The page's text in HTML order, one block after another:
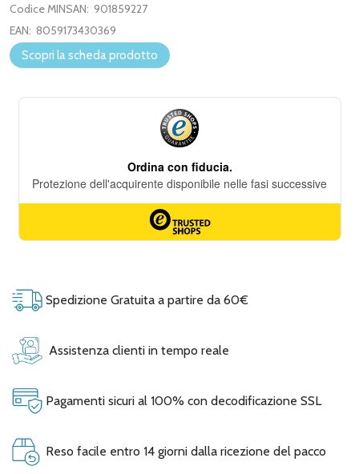
Codice MINSAN: 901859227
EAN: 8059173430369
Scopri la scheda prodotto
Spedizione Gratuita a partire da 60€
Assistenza clienti in tempo reale
Pagamenti sicuri al 100% con decodificazione SSL
Reso facile entro 14 giorni dalla ricezione del pacco